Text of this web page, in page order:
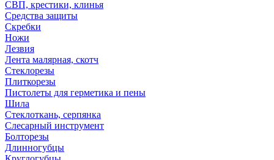
СВП, крестики, клинья
Средства защиты
Скребки
Ножи
Лезвия
Лента малярная, скотч
Стеклорезы
Плиткорезы
Пистолеты для герметика и пены
Шила
Стеклоткань, серпянка
Слесарный инструмент
Болторезы
Длинногубцы